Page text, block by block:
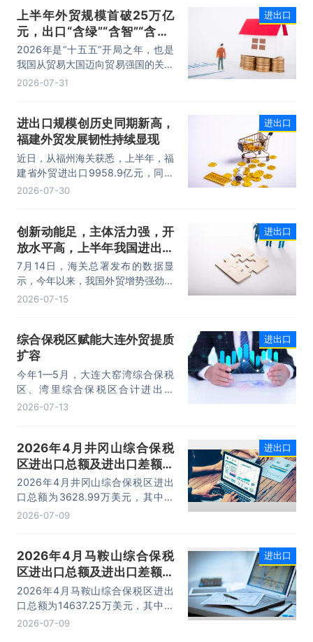
上半年外贸规模首破25万亿
元，出口“含绿”“含智”“含新”
量稳步攀升
2026年是“十五五”开局之年，也是
我国从贸易大国迈向贸易强国的关键
时期。上半年，我国进出口规模历史
品为代表的高附加值产品出口占比显
著提升，成为外贸提质增效的核心引
擎，为加快建设贸易强国注入了强劲
动力。
2026-07-31
进出口
进出口规模创历史同期新高，
福建外贸发展韧性持续显现
近日，从福州海关获悉，上半年，福
建省外贸进出口9958.9亿元，同比
增长8.2%。其中，出口5740.1亿
进口规模均创历史同期新高，外贸运
行呈现“稳中有进，进中提质”的良好
态势。
2026-07-30
进出口
创新动能足，主体活力强，开
放水平高，上半年我国进出口
规模首次突破25万亿元
7月14日，海关总署发布的数据显
示，今年以来，我国外贸增势强劲、
走势稳健。据海关统计，今年上半
14.73万亿元，增长13.4%，进口
10.74万亿元，增长22.1%。
2026-07-15
进出口
综合保税区赋能大连外贸提质
扩容
今年1—5月，大连大窑湾综合保税
区、湾里综合保税区合计进出口
332.22亿元，同比增长21%，占大
台。
2026-07-13
进出口
2026年4月井冈山综合保税
区进出口总额及进出口差额统
计分析
2026年4月井冈山综合保税区进出
口总额为3628.99万美元，其中：
出口额为1562.95万美元，进口额为
2026-07-09
进出口
2026年4月马鞍山综合保税
区进出口总额及进出口差额统
计分析
2026年4月马鞍山综合保税区进出
口总额为14637.25万美元，其中：
出口额为14365.71万美元，进口额
2026-07-09
进出口